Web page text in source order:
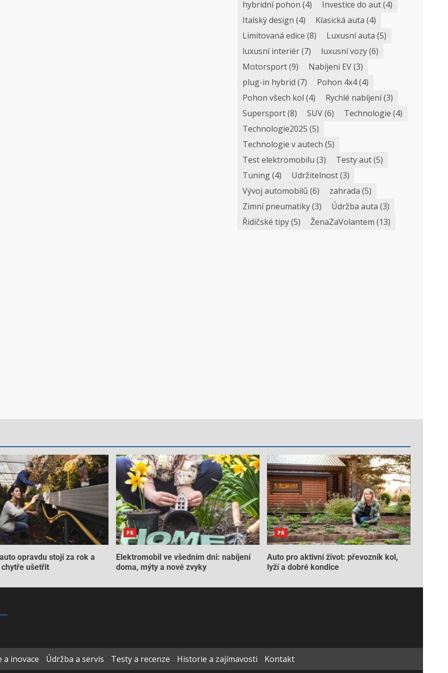
hybridní pohon (4) Investice do aut(4)
Italský design (4) Klasická auta (4)
Limitovaná edice (8) Luxusní auta (5)
luxusní interiér(7) luxusní vozy(6)
Motorsport(9) Nabíjení EV(3)
plug-in hybrid (7) Pohon 4x4(4)
Pohon všech kol (4) Rychlé nabíjení(3)
Supersport(8) SUV(6) Technologie (4)
Technologie2025 (5)
Technologie v autech (5)
Test elektromobilu (3) Testy aut(5)
Tuning(4) Udržitelnost(3)
Vývoj automobilů (6) zahrada (5)
Zimní pneumatiky(3) Údržba auta (3)
Řidičské tipy(5) ŽenaZaVolantem (13)
opravdu stojí za rok a
chytře ušetřit
PR
Elektromobil ve všedním dni: nabíjení
doma, mýty a nové zvyky
PR
Auto pro aktivní život: převozník kol,
lyží a dobré kondice
a inovace Údržba a servis Testy a recenze Historie a zajímavosti Kontakt